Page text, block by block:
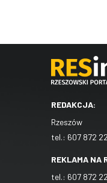
REDAKCJA:
Rzeszów
tel.: 607 872
REKLAMA NA
tel.: 607 872